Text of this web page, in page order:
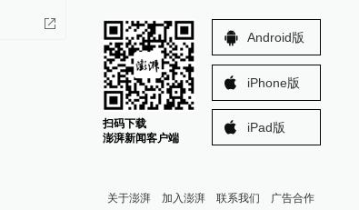
扫码下载
澎湃新闻客户端
Android版
iPhone版
iPad版
关于澎湃 加入澎湃 联系我们 广告合作